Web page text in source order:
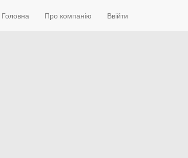
Головна Про компанію Ввійти